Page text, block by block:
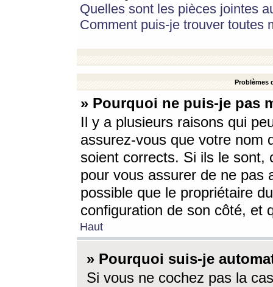
Quelles sont les pièces jointes
Comment puis-je trouver toutes
Problèmes
» Pourquoi ne puis-je pas
Il y a plusieurs raisons qui
assurez-vous que votre nom
soient corrects. Si ils le sont,
pour vous assurer de ne pas
possible que le propriétaire
configuration de son côté, et
Haut
» Pourquoi suis-je
Si vous ne cochez pas la